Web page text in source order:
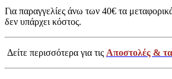
Για παραγγελίες άνω των 40€ τα
δεν υπάρχει κόστος.
Δείτε περισσότερα για τις Αποστολές &